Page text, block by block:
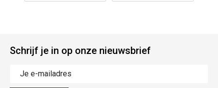
Schrijf je in op onze nieuwsbrief